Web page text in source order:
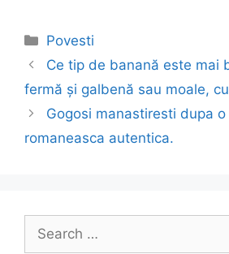
Categories
Povesti
Post
navigation
Ce tip de banană este mai
fermă și galbenă sau moale,
Gogosi manastiresti dupa
romaneasca autentica.
Search
for: